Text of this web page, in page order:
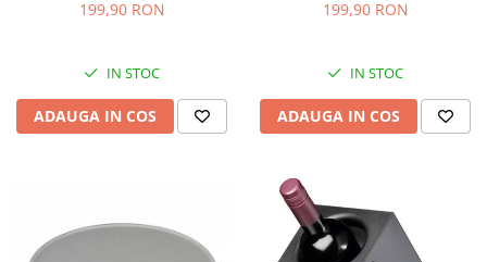
programe predefinite, Negru
199,90 RON
IN STOC
ADAUGA IN COS
Negru
199,90 RON
IN STOC
ADAUGA IN COS